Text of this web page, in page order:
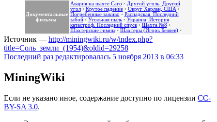
Документальные
фильмы
Авария на шахте Саго • Другой уголь. Другой
угол• Крутое падение• Округ Харлан, США•
Погребенные заживо • Распадская. Последний
забой• Угольная пыль• Украина. История
катастроф. Последний спуск• Шахта №8 •
Шахтерские гимны• Шахтеры (Игорь Беляев)•
Источник — http://miningwiki.ru/w/index.php?
title=Соль_земли_(1954)&oldid=29258
Последний раз редактировалась 5 ноября 2013 в 06:33
MiningWiki
Если не указано иное, содержание доступно по лицензии CC-
BY-SA 3.0.